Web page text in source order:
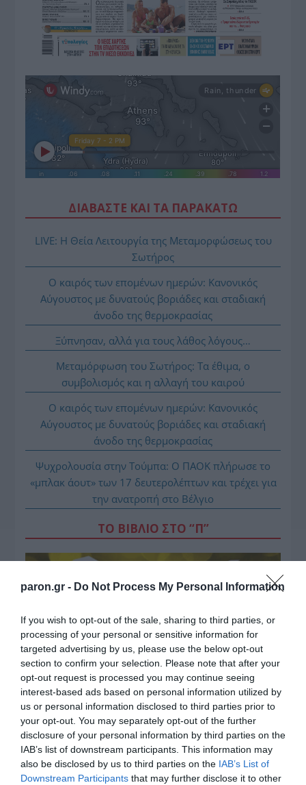
paron.gr - Do Not Process My Personal Information
If you wish to opt-out of the sale, sharing to third parties, or
processing of your personal or sensitive information for
targeted advertising by us, please use the below opt-out
section to confirm your selection. Please note that after your
opt-out request is processed you may continue seeing
interest-based ads based on personal information utilized by
us or personal information disclosed to third parties prior to
your opt-out. You may separately opt-out of the further
disclosure of your personal information by third parties on the
IAB’s list of downstream participants. This information may
also be disclosed by us to third parties on the IAB’s List of
Downstream Participants that may further disclose it to other
ΔΙΑΒΑΣΤΕ ΚΑΙ ΤΑ ΠΑΡΑΚΑΤΩ
LIVE: Η Θεία Λειτουργία της Μεταμορφώσεως του
Σωτήρος
Ο καιρός των επομένων ημερών: Κανονικός
Αύγουστος με δυνατούς βοριάδες και σταδιακή
άνοδο της θερμοκρασίας
Ξύπνησαν, αλλά για τους λάθος λόγους…
Μεταμόρφωση του Σωτήρος: Τα έθιμα, ο
συμβολισμός και η αλλαγή του καιρού
Ο καιρός των επομένων ημερών: Κανονικός
Αύγουστος με δυνατούς βοριάδες και σταδιακή
άνοδο της θερμοκρασίας
Ψυχρολουσία στην Τούμπα: Ο ΠΑΟΚ πλήρωσε το
«μπλακ άουτ» των 17 δευτερολέπτων και τρέχει για
την ανατροπή στο Βέλγιο
ΤΟ ΒΙΒΛΙΟ ΣΤΟ “Π”